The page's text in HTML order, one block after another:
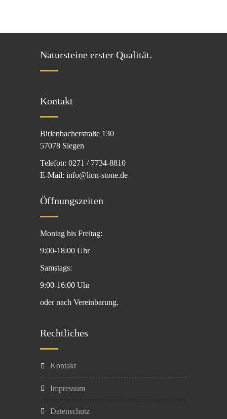
Natursteine erster Qualität.
Kontakt
Birlenbacherstraße 130
57078 Siegen
Telefon: 0271 / 7734-8810
E-Mail: info@lion-stone.de
Öffnungszeiten
Montag bis Freitag:
9:00-18:00 Uhr
Samstags:
9:00-16:00 Uhr
oder nach Vereinbarung.
Rechtliches
Kontakt
Impressum
Datenschutz